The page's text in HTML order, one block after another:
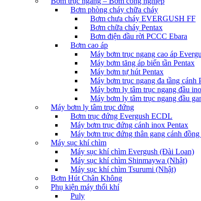
Bơm phòng cháy chữa cháy
Bơm chưa cháy EVERGUSH FF
Bơm chữa cháy Pentax
Bơm điện đầu rời PCCC Ebara
Bơm cao áp
Máy bơm trục ngang cao áp
Máy bơm tăng áp biến tần Pentax
Máy bơm tự hút Pentax
Máy bơm trục ngang đa tầng cánh
Máy bơm ly tâm trục ngang đầu
Máy bơm ly tâm trục ngang đầu
Máy bơm ly tâm trục đứng
Bơm trục đứng Evergush ECDL
Máy bơm trục đứng cánh inox Pentax
Máy bơm trục đứng thân gang cánh đồng
Máy sục khí chìm
Máy sục khí chìm Evergush (Đài Loan)
Máy sục khí chìm Shinmaywa (Nhật)
Máy sục khí chìm Tsurumi (Nhật)
Bơm Hút Chân Không
Phụ kiện máy thổi khí
Puly